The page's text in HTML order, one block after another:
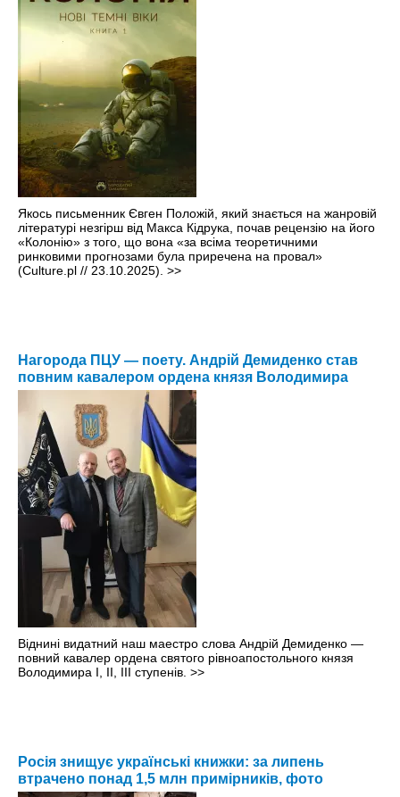
Якось письменник Євген Положій, який знається на жанровій
літературі незгірш від Макса Кідрука, почав рецензію на його
«Колонію» з того, що вона «за всіма теоретичними
ринковими прогнозами була приречена на провал»
(Culture.pl // 23.10.2025). >>
Нагорода ПЦУ — поету. Андрій Демиденко став
повним кавалером ордена князя Володимира
Віднині видатний наш маестро слова Андрій Демиденко —
повний кавалер ордена святого рівноапостольного князя
Володимира І, ІІ, ІІІ ступенів. >>
Росія знищує українські книжки: за липень
втрачено понад 1,5 млн примірників, фото